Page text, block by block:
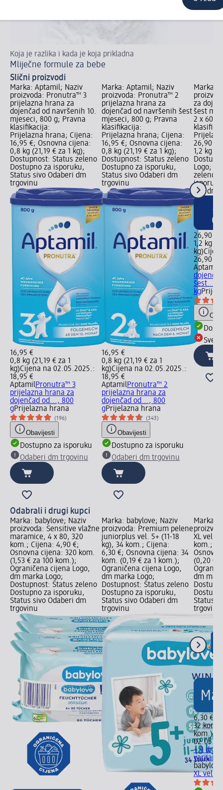
Koja je razlika i kada je koja prikladna
Mliječne formule za bebe
Slični proizvodi
Marka: Aptamil; Naziv
proizvoda: Pronutra™ 3
prijelazna hrana za
dojenčad od navršenih 10.
mjeseci, 800 g; Pravna
klasifikacija:
Prijelazna hrana; Cijena:
16,95 €; Osnovna cijena:
0,8 kg (21,19 € za 1 kg);
Dostupnost: Status zeleno
Dostupno za isporuku,
Status sivo Odaberi dm
trgovinu
16,95 €
0,8 kg (21,19 € za 1
kg)Cijena na 02.05.2025.:
18,95 €
AptamilPronutra™ 3
prijelazna hrana za
dojenčad od..., 800
gPrijelazna hrana
(196)
Obavijesti
Dostupno za isporuku
Odaberi dm trgovinu
Marka: Aptamil; Naziv
proizvoda: Pronutra™ 2
prijelazna hrana za
dojenčad od navršenih šest
mjeseci, 800 g; Pravna
klasifikacija:
Prijelazna hrana; Cijena:
16,95 €; Osnovna cijena:
0,8 kg (21,19 € za 1 kg);
Dostupnost: Status zeleno
Dostupno za isporuku,
Status sivo Odaberi dm
trgovinu
16,95 €
0,8 kg (21,19 € za 1
kg)Cijena na 02.05.2025.:
18,95 €
AptamilPronutra™ 2
prijelazna hrana za
dojenčad od..., 800
gPrijelazna hrana
(343)
Obavijesti
Dostupno za isporuku
Odaberi dm trgovinu
Marka:
za
šest
2 x 600
26,90 €;
1,2 kg
Logo;
zeleno
Sve dm
26,90 €
1,2 kg
kg)
26,90 €
Aptamil
šest...,
kg
Sve
Odabrali i drugi kupci
Marka: babylove; Naziv
proizvoda: Sensitive vlažne
maramice, 4 x 80, 320
kom.; Cijena: 4,90 €;
Osnovna cijena: 320 kom.
(1,53 € za 100 kom.);
Ograničena cijena Logo,
dm marka Logo;
Dostupnost: Status zeleno
Dostupno za isporuku,
Status sivo Odaberi dm
trgovinu
Marka: babylove; Naziv
proizvoda: Premium pelene
juniorplus vel. 5+ (11-18
kg), 34 kom.; Cijena:
6,30 €; Osnovna cijena: 34
kom. (0,19 € za 1 kom.);
Ograničena cijena Logo,
dm marka Logo;
Dostupnost: Status zeleno
Dostupno za isporuku,
Status sivo Odaberi dm
trgovinu
Marka:
XL vel. 6
kom.;
(0,20 €
dm
Status
trgovinu
6,30 €
32 kom.
kom.)
+ 9
varijante
babylove
XL vel.